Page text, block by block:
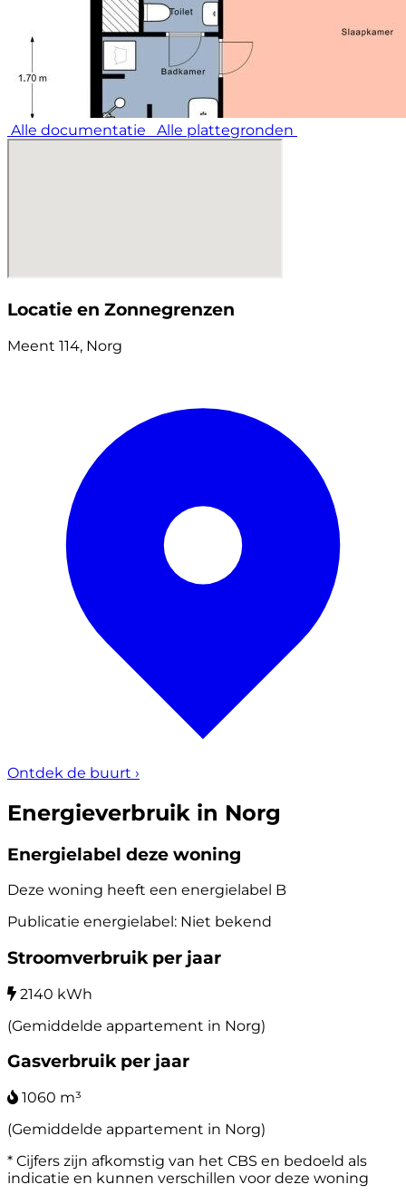
Alle documentatie Alle plattegronden
Locatie en Zonnegrenzen
Meent 114, Norg
Ontdek de buurt ›
Energieverbruik in Norg
Energielabel deze woning
Deze woning heeft een energielabel B
Publicatie energielabel: Niet bekend
Stroomverbruik per jaar
2140 kWh
(Gemiddelde appartement in Norg)
Gasverbruik per jaar
1060 m³
(Gemiddelde appartement in Norg)
* Cijfers zijn afkomstig van het CBS en bedoeld als
indicatie en kunnen verschillen voor deze woning